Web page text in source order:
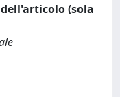
(sola